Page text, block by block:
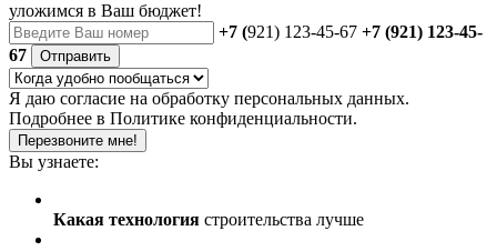
уложимся в Ваш бюджет!
+7 (921) 123-45-67 +7 (921) 123-45-
67
Отправить
Я даю согласие на обработку персональных данных.
Подробнее в Политике конфиденциальности.
Перезвоните мне!
Вы узнаете:
Какая технология строительства лучше